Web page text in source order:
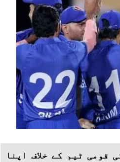
قومی ٹیم کے خلاف اپنا